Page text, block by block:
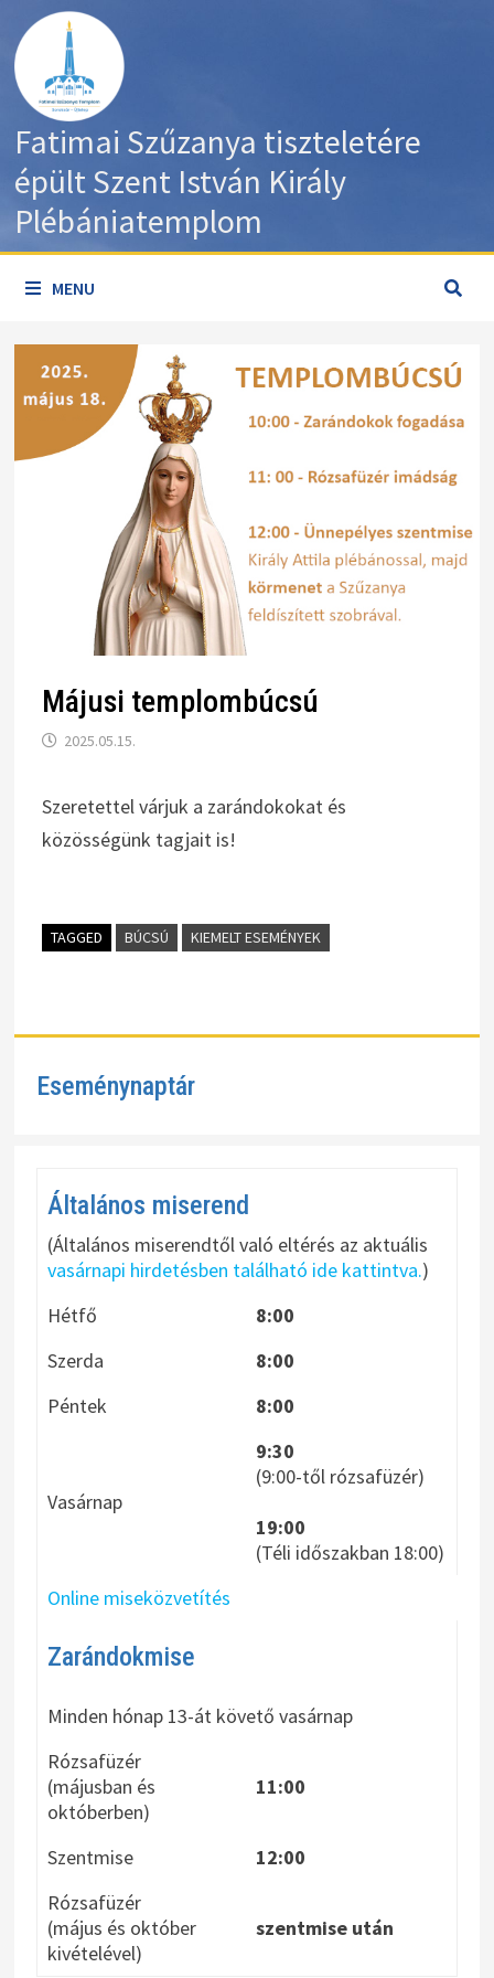
content
Fatimai Szűzanya tiszteletére
épült Szent István Király
Plébániatemplom
MENU
Májusi templombúcsú
2025.05.15.
Szeretettel várjuk a zarándokokat és
közösségünk tagjait is!
TAGGED BÚCSÚ KIEMELT ESEMÉNYEK
Eseménynaptár
Általános miserend
(Általános miserendtől való eltérés az aktuális
vasárnapi hirdetésben található ide kattintva.)
Hétfő
8:00
Szerda
8:00
Péntek
8:00
Vasárnap
9:30
(9:00-től rózsafüzér)
19:00
(Téli időszakban 18:00)
Online miseközvetítés
Zarándokmise
Minden hónap 13-át követő vasárnap
Rózsafüzér
(májusban és
októberben)
11:00
Szentmise
12:00
Rózsafüzér
(május és október
kivételével)
szentmise után